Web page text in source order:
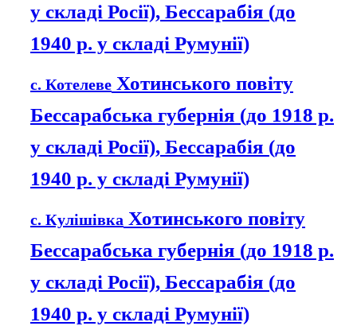
у складі Росії), Бессарабія (до
1940 р. у складі Румунії)
с. Котелеве Хотинського повіту
Бессарабська губернія (до 1918 р.
у складі Росії), Бессарабія (до
1940 р. у складі Румунії)
с. Кулішівка Хотинського повіту
Бессарабська губернія (до 1918 р.
у складі Росії), Бессарабія (до
1940 р. у складі Румунії)